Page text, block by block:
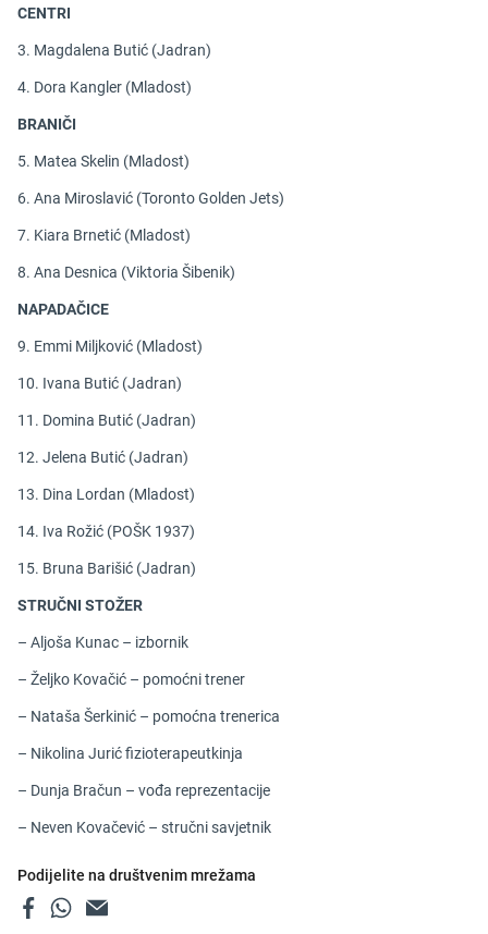
CENTRI
3. Magdalena Butić (Jadran)
4. Dora Kangler (Mladost)
BRANIČI
5. Matea Skelin (Mladost)
6. Ana Miroslavić (Toronto Golden Jets)
7. Kiara Brnetić (Mladost)
8. Ana Desnica (Viktoria Šibenik)
NAPADAČICE
9. Emmi Miljković (Mladost)
10. Ivana Butić (Jadran)
11. Domina Butić (Jadran)
12. Jelena Butić (Jadran)
13. Dina Lordan (Mladost)
14. Iva Rožić (POŠK 1937)
15. Bruna Barišić (Jadran)
STRUČNI STOŽER
– Aljoša Kunac – izbornik
– Željko Kovačić – pomoćni trener
– Nataša Šerkinić – pomoćna trenerica
– Nikolina Jurić fizioterapeutkinja
– Dunja Bračun – vođa reprezentacije
– Neven Kovačević – stručni savjetnik
Podijelite na društvenim mrežama